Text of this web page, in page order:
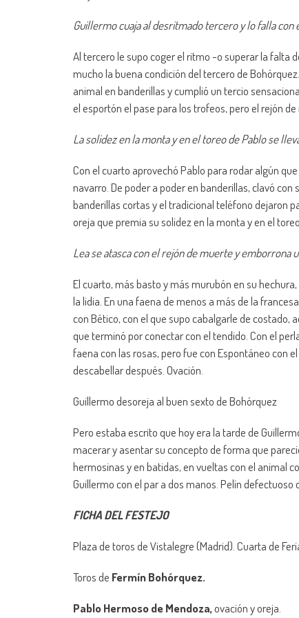
Guillermo cuaja al desritmado tercero y lo falla
Al tercero le supo coger el ritmo -o superar la falta
mucho la buena condición del tercero de
animal en banderillas y cumplió un tercio
el esportón el pase para los trofeos, pero el rejón
La solidez en la monta y en el toreo de Pablo se
Con el cuarto aprovechó Pablo para rodar algún
navarro. De poder a poder en banderillas, clavó
banderillas cortas y el tradicional teléfono dejaron
oreja que premia su solidez en la monta y en el toreo.
Lea se atasca con el rejón de muerte y emborrona
El cuarto, más basto y más murubón en su
la lidia. En una faena de menos a más de la
con Bético, con el que supo cabalgarle de costado,
que terminó por conectar con el tendido. Con el
faena con las rosas, pero fue con Espontáneo con
descabellar después. Ovación.
Guillermo desoreja al buen sexto de Bohórquez
Pero estaba escrito que hoy era la tarde de
macerar y asentar su concepto de forma que
hermosinas y en batidas, en vueltas con el animal
Guillermo con el par a dos manos. Pelín
FICHA DEL FESTEJO
Plaza de toros de Vistalegre (Madrid). Cuarta de
Toros de Fermín Bohórquez.
Pablo Hermoso de Mendoza,ovación y oreja.